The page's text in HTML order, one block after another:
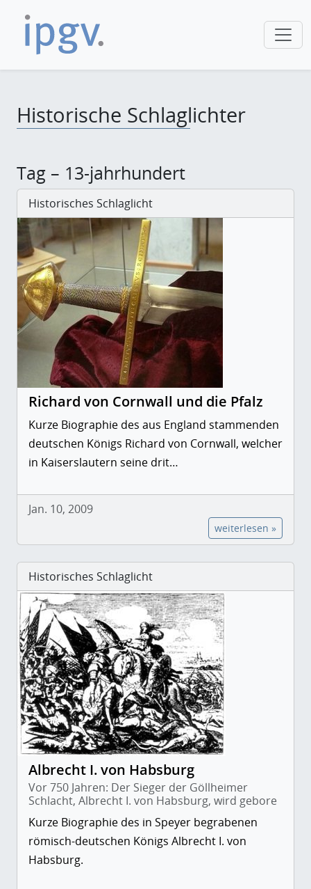
Historische Schlaglichter
Tag – 13-jahrhundert
Historisches Schlaglicht
Richard von Cornwall und die Pfalz
Kurze Biographie des aus England stammenden
deutschen Königs Richard von Cornwall, welcher
in Kaiserslautern seine drit…
Jan. 10, 2009
weiterlesen »
Historisches Schlaglicht
Albrecht I. von Habsburg
Vor 750 Jahren: Der Sieger der Göllheimer
Schlacht, Albrecht I. von Habsburg, wird gebore
Kurze Biographie des in Speyer begrabenen
römisch-deutschen Königs Albrecht I. von
Habsburg.